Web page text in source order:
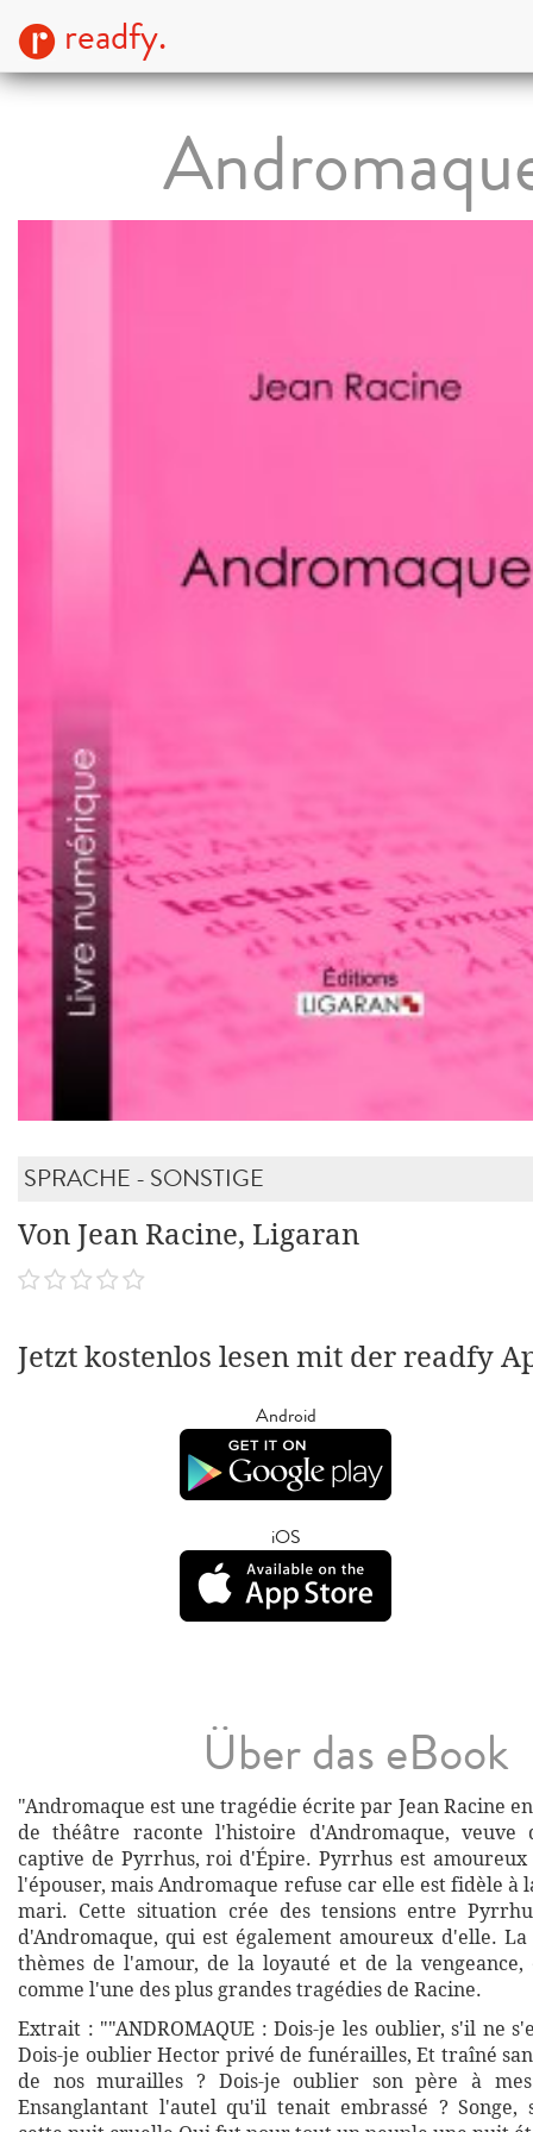
readfy.
SPRACHE - SONSTIGE
Von Jean Racine, Ligaran
Jetzt kostenlos lesen mit der readfy
Android
iOS
Über das eBook
"Andromaque est une tragédie écrite par Jean Racine
de théâtre raconte l'histoire d'Andromaque, veuve
captive de Pyrrhus, roi d'Épire. Pyrrhus est
l'épouser, mais Andromaque refuse car elle est fidèle à
mari. Cette situation crée des tensions entre
d'Andromaque, qui est également amoureux d'elle.
thèmes de l'amour, de la loyauté et de la vengeance,
comme l'une des plus grandes tragédies de Racine.
Extrait : ""ANDROMAQUE : Dois-je les oublier, s'il ne
Dois-je oublier Hector privé de funérailles, Et traîné
de nos murailles ? Dois-je oublier son père à
Ensanglantant l'autel qu'il tenait embrassé ? Songe,